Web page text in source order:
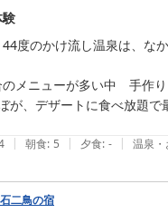
度のかけ流し温泉は、な
メニューが多い中　手作
が、デザートに食べ放題
| 朝食: 5 | 夕食: - | 温泉・
二鳥の宿